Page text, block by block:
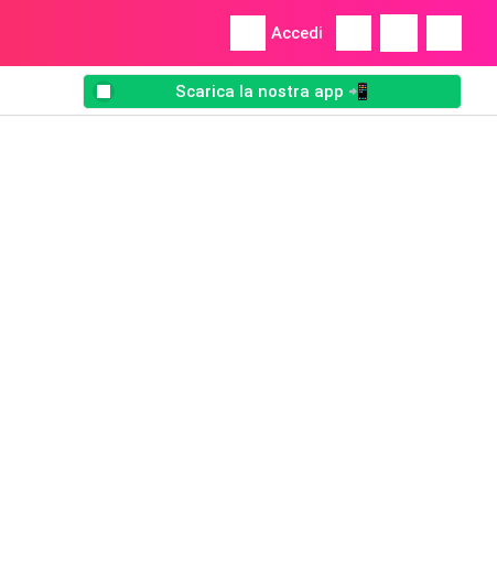
Accedi
Scarica la nostra app 📲